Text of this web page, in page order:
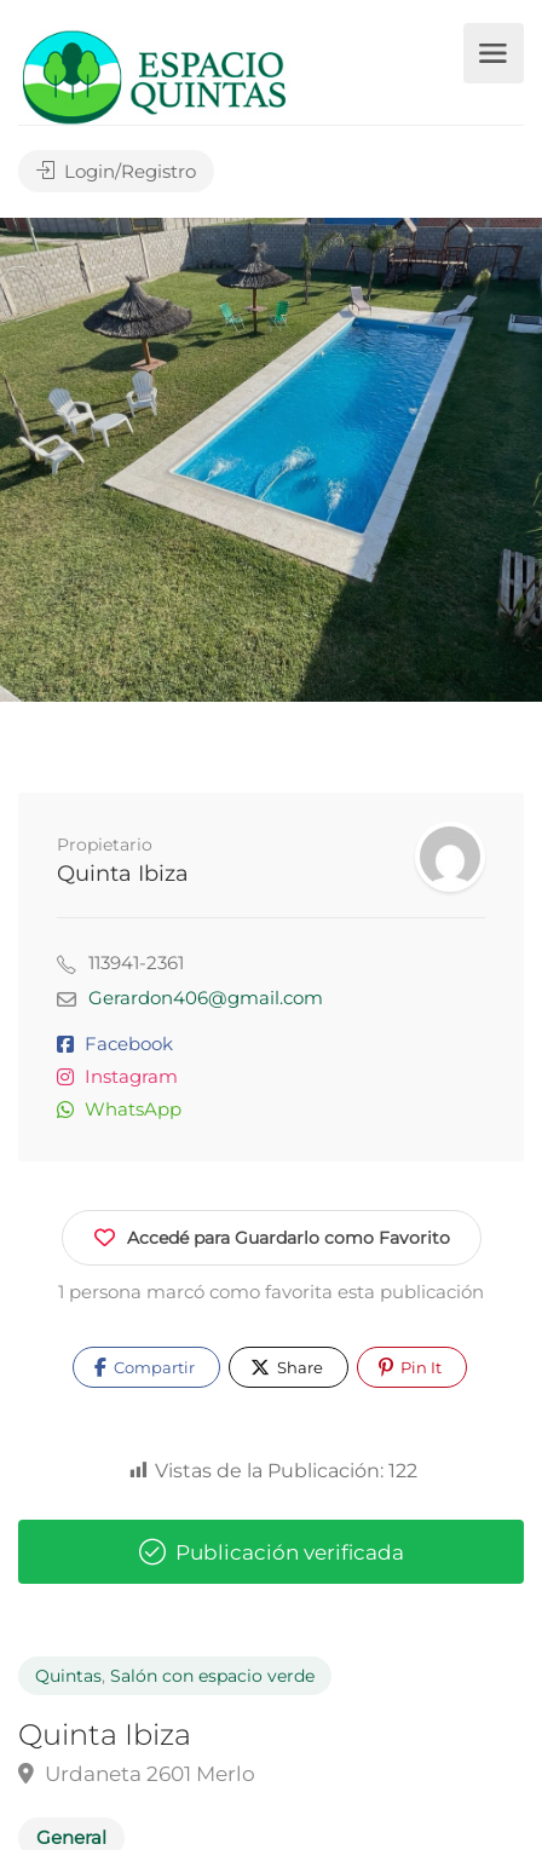
Login/Registro
Propietario
Quinta Ibiza
113941-2361
Gerardon406@gmail.com
Facebook
Instagram
WhatsApp
Accedé para Guardarlo como Favorito
1 persona marcó como favorita esta publicación
Compartir Share Pin It
Vistas de la Publicación: 122
Publicación verificada
Quintas, Salón con espacio verde
Quinta Ibiza
Urdaneta 2601 Merlo
General